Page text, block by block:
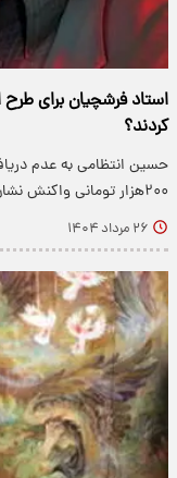
کردند؟
حسین انتظامی به عدم
۲۰۰هزار تومانی واکنش نشان داد.
۲۶ مرداد ۱۴۰۴